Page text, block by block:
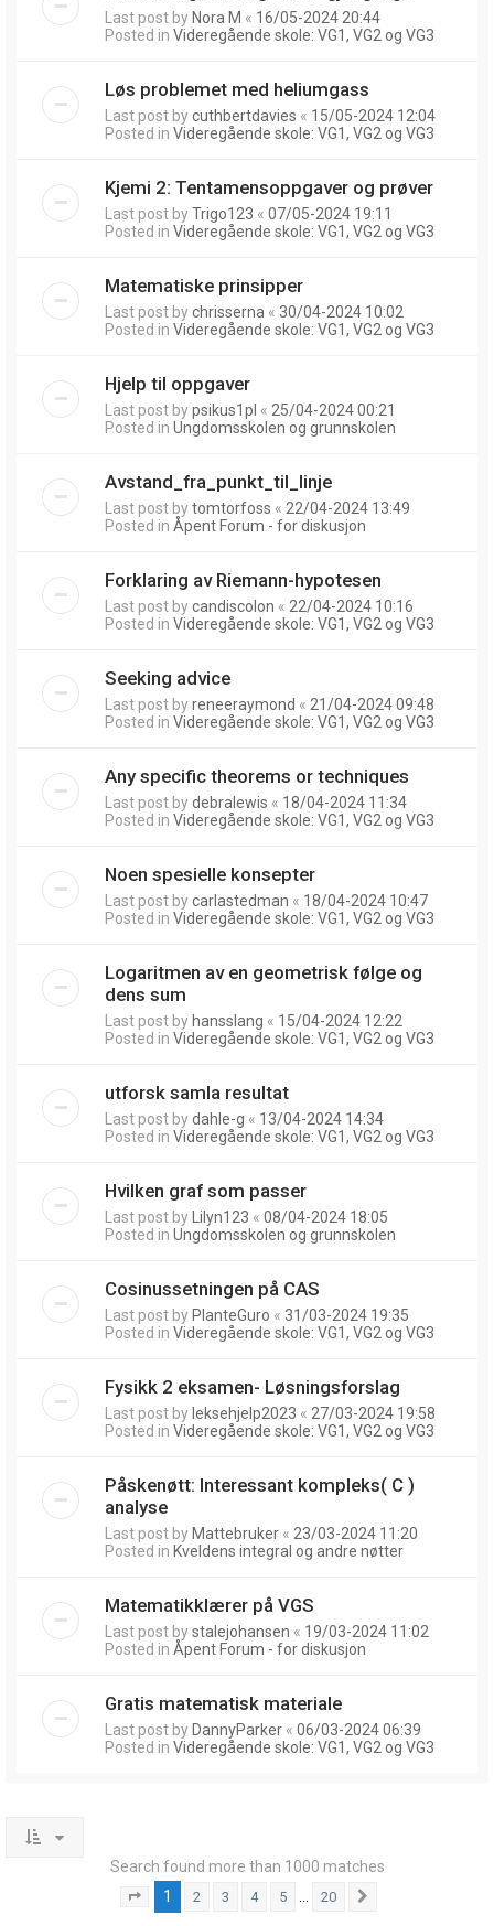
Last post by Nora M « 16/05-2024 20:44
Posted in Videregående skole: VG1, VG2 og VG3
Løs problemet med heliumgass
Last post bycuthbertdavies « 15/05-2024 12:04
Posted in Videregående skole: VG1, VG2 og VG3
Kjemi 2: Tentamensoppgaver og prøver
Last post byTrigo123 « 07/05-2024 19:11
Posted in Videregående skole: VG1, VG2 og VG3
Matematiske prinsipper
Last post bychrisserna « 30/04-2024 10:02
Posted in Videregående skole: VG1, VG2 og VG3
Hjelp til oppgaver
Last post bypsikus1pl « 25/04-2024 00:21
Posted in Ungdomsskolen og grunnskolen
Avstand_fra_punkt_til_linje
Last post bytomtorfoss « 22/04-2024 13:49
Posted in Åpent Forum - for diskusjon
Forklaring av Riemann-hypotesen
Last post bycandiscolon « 22/04-2024 10:16
Posted in Videregående skole: VG1, VG2 og VG3
Seeking advice
Last post byreneeraymond « 21/04-2024 09:48
Posted in Videregående skole: VG1, VG2 og VG3
Any specific theorems or techniques
Last post bydebralewis « 18/04-2024 11:34
Posted in Videregående skole: VG1, VG2 og VG3
Noen spesielle konsepter
Last post bycarlastedman « 18/04-2024 10:47
Posted in Videregående skole: VG1, VG2 og VG3
Logaritmen av en geometrisk følge og
dens sum
Last post by hansslang « 15/04-2024 12:22
Posted in Videregående skole: VG1, VG2 og VG3
utforsk samla resultat
Last post bydahle-g « 13/04-2024 14:34
Posted in Videregående skole: VG1, VG2 og VG3
Hvilken graf som passer
Last post by Lilyn123 « 08/04-2024 18:05
Posted in Ungdomsskolen og grunnskolen
Cosinussetningen på CAS
Last post by PlanteGuro « 31/03-2024 19:35
Posted in Videregående skole: VG1, VG2 og VG3
Fysikk 2 eksamen- Løsningsforslag
Last post by leksehjelp2023 « 27/03-2024 19:58
Posted in Videregående skole: VG1, VG2 og VG3
Påskenøtt: Interessant kompleks( C )
analyse
Last post by Mattebruker « 23/03-2024 11:20
Posted in Kveldens integral og andre nøtter
Matematikklærer på VGS
Last post bystalejohansen « 19/03-2024 11:02
Posted in Åpent Forum - for diskusjon
Gratis matematisk materiale
Last post by DannyParker « 06/03-2024 06:39
Posted in Videregående skole: VG1, VG2 og VG3
Search found more than 1000 matches
Page of 20
1 2 3 4 5 20